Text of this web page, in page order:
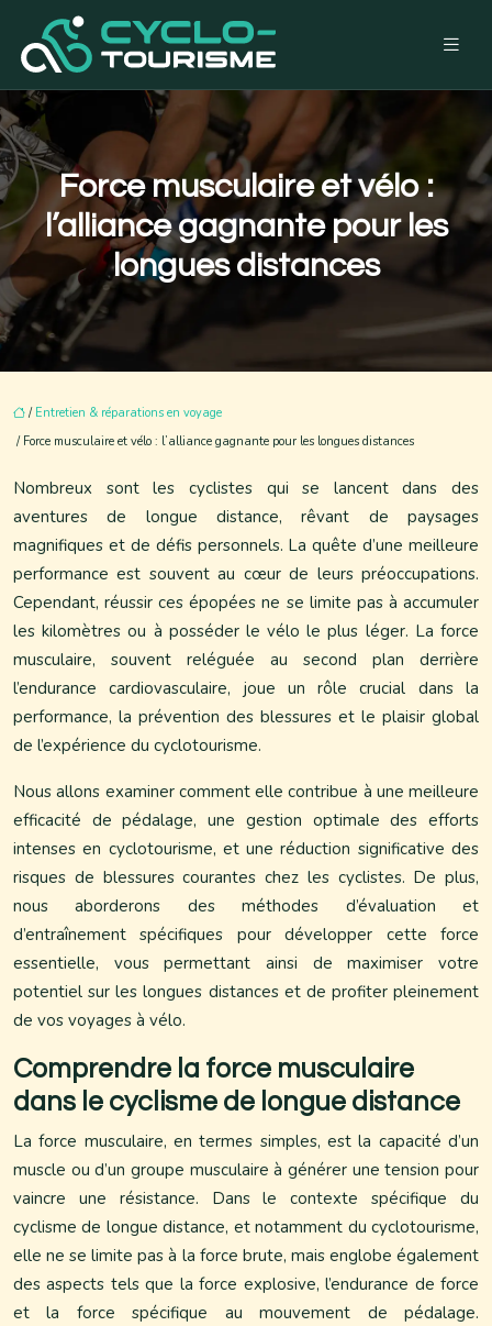
Force musculaire et vélo :
l’alliance gagnante pour les
longues distances
/ Entretien & réparations en voyage
/ Force musculaire et vélo : l’alliance gagnante pour les longues distances
Nombreux sont les cyclistes qui se lancent dans des
aventures de longue distance, rêvant de paysages
magnifiques et de défis personnels. La quête d’une meilleure
performance est souvent au cœur de leurs préoccupations.
Cependant, réussir ces épopées ne se limite pas à accumuler
les kilomètres ou à posséder le vélo le plus léger. La force
musculaire, souvent reléguée au second plan derrière
l’endurance cardiovasculaire, joue un rôle crucial dans la
performance, la prévention des blessures et le plaisir global
de l’expérience du cyclotourisme.
Nous allons examiner comment elle contribue à une meilleure
efficacité de pédalage, une gestion optimale des efforts
intenses en cyclotourisme, et une réduction significative des
risques de blessures courantes chez les cyclistes. De plus,
nous aborderons des méthodes d’évaluation et
d’entraînement spécifiques pour développer cette force
essentielle, vous permettant ainsi de maximiser votre
potentiel sur les longues distances et de profiter pleinement
de vos voyages à vélo.
Comprendre la force musculaire
dans le cyclisme de longue distance
La force musculaire, en termes simples, est la capacité d’un
muscle ou d’un groupe musculaire à générer une tension pour
vaincre une résistance. Dans le contexte spécifique du
cyclisme de longue distance, et notamment du cyclotourisme,
elle ne se limite pas à la force brute, mais englobe également
des aspects tels que la force explosive, l’endurance de force
et la force spécifique au mouvement de pédalage.